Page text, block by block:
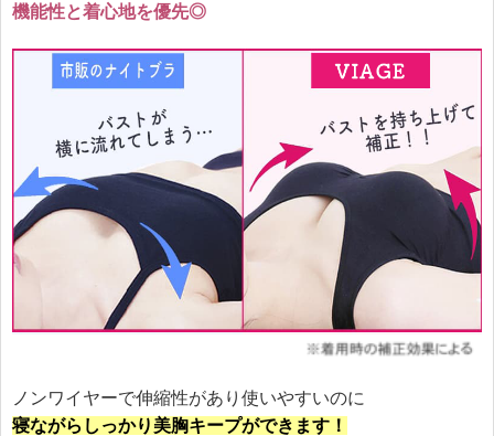
機能性と着心地を優先◎
ノンワイヤーで伸縮性があり使いやすいのに
寝ながらしっかり美胸キープができます！